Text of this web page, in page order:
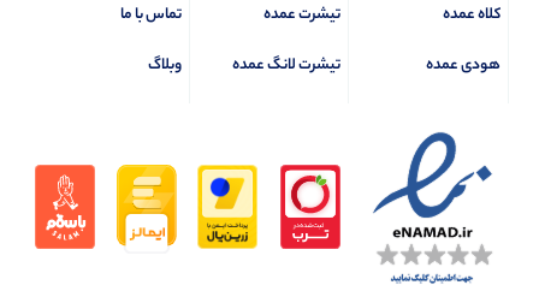
کلاه عمده
هودی عمده
تیشرت عمده
تیشرت لانگ عمده
تماس با ما
وبلاگ